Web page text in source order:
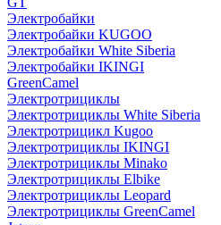
Электробайки
Электробайки KUGOO
Электробайки White Siberia
Электробайки IKINGI
GreenCamel
Электротрициклы
Электротрициклы White Siberia
Электротрицикл Kugoo
Электротрициклы IKINGI
Электротрициклы Minako
Электротрициклы Elbike
Электротрициклы Leopard
Электротрициклы GreenCamel